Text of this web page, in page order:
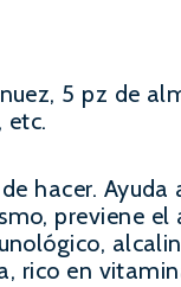
5 pz de
etc.
hacer. Ayuda
previene el
rico en